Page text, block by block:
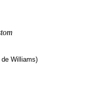
de Williams)